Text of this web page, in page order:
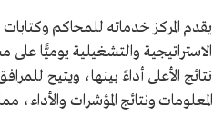
يقدم المركز خدماته للمحاكم
الاستراتيجية والتشغيلية يوميًّا
نتائج الأعلى أداءً بينها، ويتيح
المعلومات ونتائج المؤشرات والأداء،